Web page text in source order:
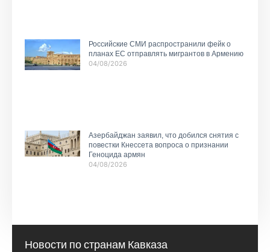
Российские СМИ распространили фейк о
планах ЕС отправлять мигрантов в Армению
04/08/2026
Азербайджан заявил, что добился снятия с
повестки Кнессета вопроса о признании
Геноцида армян
04/08/2026
Новости по странам Кавказа